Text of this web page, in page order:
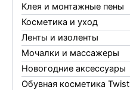
Клея и монтажные пены
Косметика и уход
Ленты и изоленты
Мочалки и массажеры
Новогодние аксессуары
Обувная косметика Twist